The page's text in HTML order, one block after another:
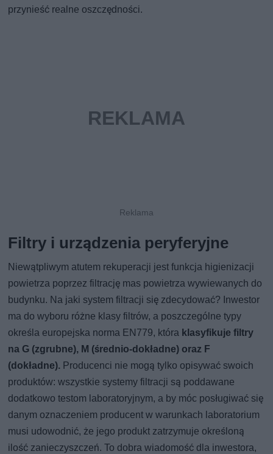
przynieść realne oszczędności.
Filtry i urządzenia peryferyjne
Niewątpliwym atutem rekuperacji jest funkcja higienizacji
powietrza poprzez filtrację mas powietrza wywiewanych do
budynku. Na jaki system filtracji się zdecydować? Inwestor
ma do wyboru różne klasy filtrów, a poszczególne typy
określa europejska norma EN779, która klasyfikuje filtry
na G (zgrubne), M (średnio-dokładne) oraz F
(dokładne). Producenci nie mogą tylko opisywać swoich
produktów: wszystkie systemy filtracji są poddawane
dodatkowo testom laboratoryjnym, a by móc posługiwać się
danym oznaczeniem producent w warunkach laboratorium
musi udowodnić, że jego produkt zatrzymuje określoną
ilość zanieczyszczeń. To dobra wiadomość dla inwestora,